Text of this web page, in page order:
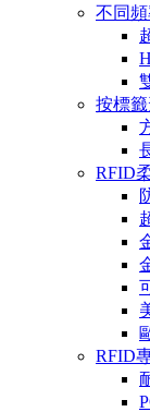
不同
按標
RFID
RFID